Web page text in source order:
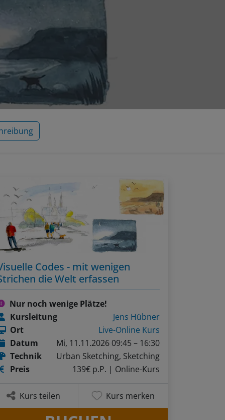
Codes - mit wenigen
die Welt erfassen
Nur noch wenige Plätze!
Kursleitung
Jens Hübner
Ort
Live-Online Kurs
Datum
Mi, 11.11.2026 09:45 – 16:30
Technik
Urban Sketching, Sketching
Preis
139€ p.P. | Online-Kurs
Kurs teilen Kurs merken